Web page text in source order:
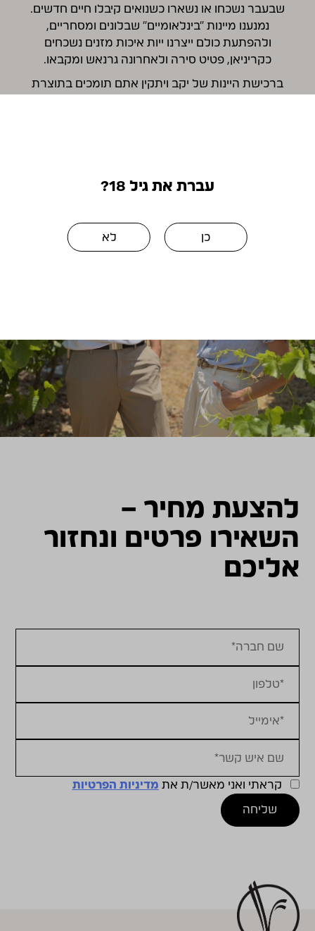
עברת את גיל 18?
כן לא
שבעבר נשכחו או נשארו כשנואים קיבלו חיים חדשים.
נמנענו מיינות "בינלאומיים" שבלונים ומסחריים,
ולהפתעת כולם ייצרנו ייות איכות מזנים נשכחים
כקריניאן, פטיט סירה ולאחרונה גרנאש ומקבאו.
ברכישת היינות של יקב ויתקין אתם תומכים בתוצרת
להצעת מחיר –
השאירו פרטים ונחזור
אליכם
קראתי ואני מאשר/ת את מדיניות הפרטיות